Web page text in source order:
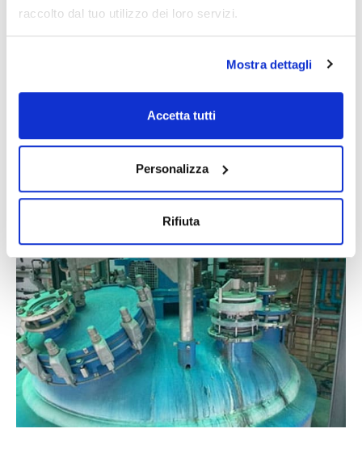
raccolto dal tuo utilizzo dei loro servizi.
Mostra dettagli
Accetta tutti
Personalizza
Rifiuta